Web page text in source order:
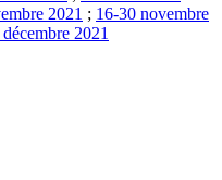
2021 ; 16-30 novembre
2021